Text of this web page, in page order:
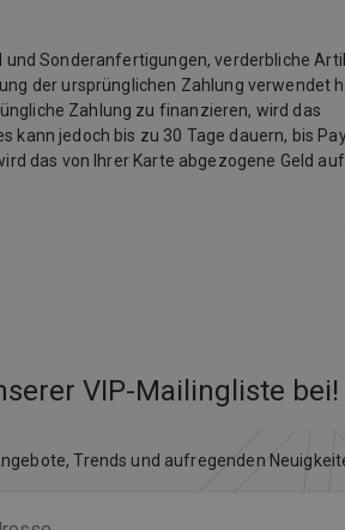
Sonderanfertigungen, verderbliche
der ursprünglichen Zahlung verwendet
Zahlung zu finanzieren, wird das
jedoch bis zu 30 Tage dauern, bis
das von Ihrer Karte abgezogene Geld
VIP-Mailingliste bei!
Trends und aufregenden